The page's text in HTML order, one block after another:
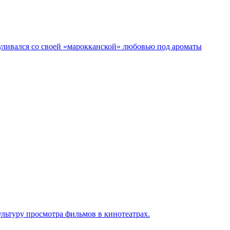
со своей «марокканской» любовью под ароматы
просмотра фильмов в кинотеатрах.